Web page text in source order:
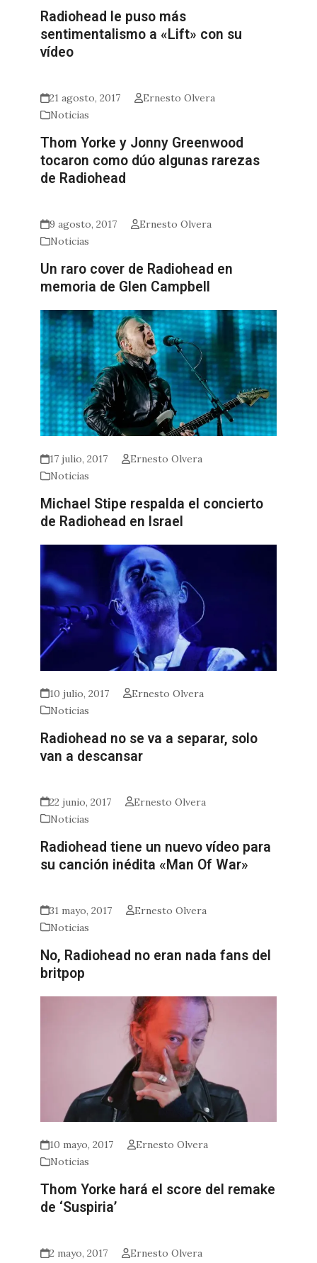
Radiohead le puso más
sentimentalismo a «Lift» con su
vídeo
21 agosto, 2017
Ernesto Olvera
Noticias
Thom Yorke y Jonny Greenwood
tocaron como dúo algunas rarezas
de Radiohead
9 agosto, 2017
Ernesto Olvera
Noticias
Un raro cover de Radiohead en
memoria de Glen Campbell
17 julio, 2017
Ernesto Olvera
Noticias
Michael Stipe respalda el concierto
de Radiohead en Israel
10 julio, 2017
Ernesto Olvera
Noticias
Radiohead no se va a separar, solo
van a descansar
22 junio, 2017
Ernesto Olvera
Noticias
Radiohead tiene un nuevo vídeo para
su canción inédita «Man Of War»
31 mayo, 2017
Ernesto Olvera
Noticias
No, Radiohead no eran nada fans del
britpop
10 mayo, 2017
Ernesto Olvera
Noticias
Thom Yorke hará el score del remake
de ‘Suspiria’
2 mayo, 2017 Ernesto Olvera